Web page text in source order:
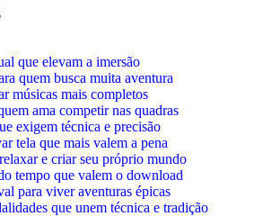
que elevam a imersão
quem busca muita aventura
músicas mais completos
ama competir nas quadras
exigem técnica e precisão
tela que mais valem a pena
e criar seu próprio mundo
tempo que valem o download
para viver aventuras épicas
que unem técnica e tradição